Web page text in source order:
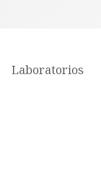
Laboratorios